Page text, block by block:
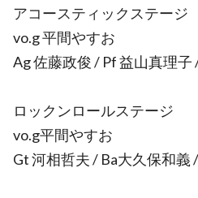
アコースティックステージ
vo.g 平間やすお
Ag 佐藤政俊 / Pf 益山真理子
ロックンロールステージ
vo.g平間やすお
Gt 河相哲夫 / Ba大久保和義